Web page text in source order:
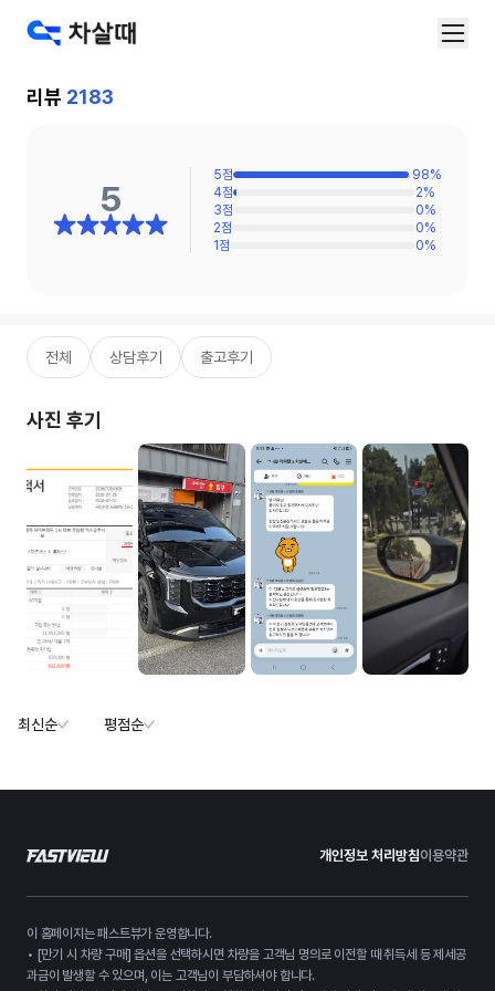
전체 상담후기 출고후기
리뷰 2183
5
1 점 0%
2점 0%
3점 0%
4점 2%
5점 98%
사진 후기
최신순 평점순
개인정보 처리방침이용약관
이 홈페이지는 패스트뷰가 운영합니다.
• [만기 시 차량 구매] 옵션을 선택하시면 차량을 고객님 명의로 이전할 때 취득세 등 제세공
과금이 발생할 수 있으며, 이는 고객님이 부담하셔야 합니다.